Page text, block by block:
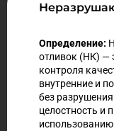
Определение:
отливок (НК) —
контроля
внутренние и
без
целостность и